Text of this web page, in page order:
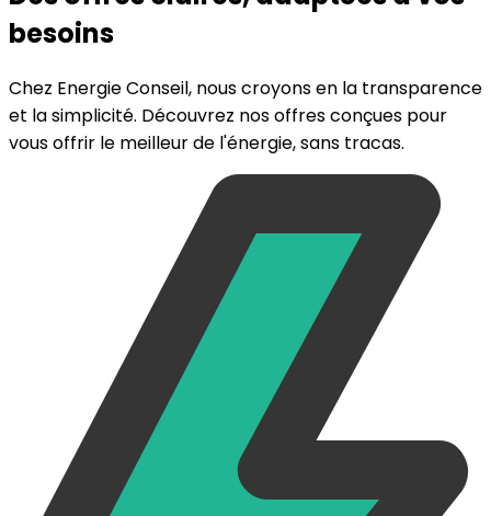
besoins
Chez Energie Conseil, nous croyons en la transparence
et la simplicité. Découvrez nos offres conçues pour
vous offrir le meilleur de l'énergie, sans tracas.